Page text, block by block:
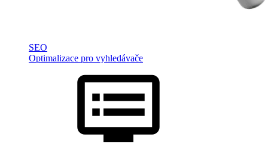
SEO
Optimalizace pro vyhledávače